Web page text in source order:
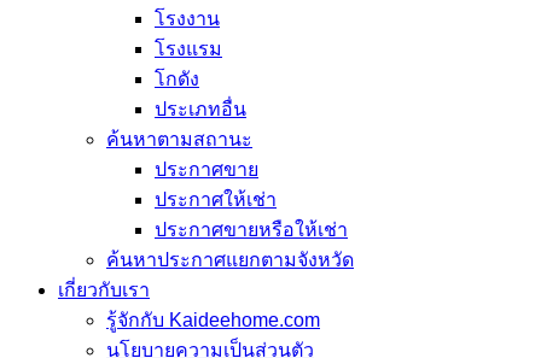
โรงงาน
โรงแรม
โกดัง
ประเภทอื่น
ค้นหาตามสถานะ
ประกาศขาย
ประกาศให้เช่า
ประกาศขายหรือให้เช่า
ค้นหาประกาศแยกตามจังหวัด
เกี่ยวกับเรา
รู้จักกับ Kaideehome.com
นโยบายความเป็นส่วนตัว